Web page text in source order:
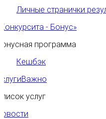
Личные странички
- Бонус»
программа
Кешбэк
Важно
услуг